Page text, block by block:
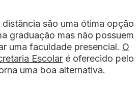
são uma ótima opção
graduação mas não possuem
uma faculdade presencial. O
Escolar é oferecido pelo
uma boa alternativa.